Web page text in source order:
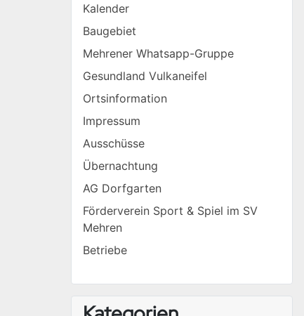
Kalender
Baugebiet
Mehrener Whatsapp-Gruppe
Gesundland Vulkaneifel
Ortsinformation
Impressum
Ausschüsse
Übernachtung
AG Dorfgarten
Förderverein Sport & Spiel im SV
Mehren
Betriebe